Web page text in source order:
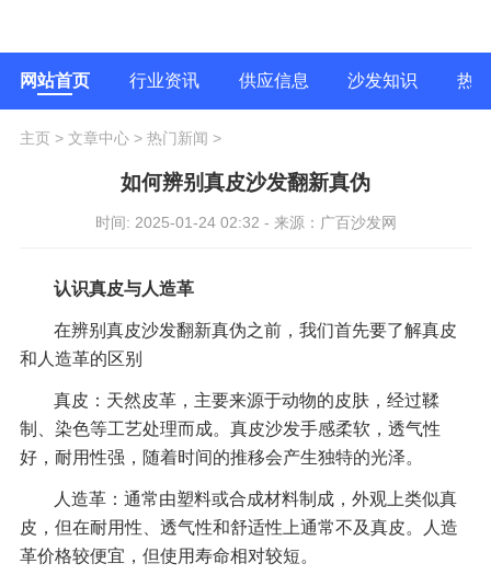
网站首页 行业资讯 供应信息 沙发知识 热
主页> 文章中心> 热门新闻 >
如何辨别真皮沙发翻新真伪
时间: 2025-01-24 02:32 - 来源：广百沙发网
认识真皮与人造革
在辨别真皮沙发翻新真伪之前，我们首先要了解真皮
和人造革的区别
真皮：天然皮革，主要来源于动物的皮肤，经过鞣
制、染色等工艺处理而成。真皮沙发手感柔软，透气性
好，耐用性强，随着时间的推移会产生独特的光泽。
人造革：通常由塑料或合成材料制成，外观上类似真
皮，但在耐用性、透气性和舒适性上通常不及真皮。人造
革价格较便宜，但使用寿命相对较短。